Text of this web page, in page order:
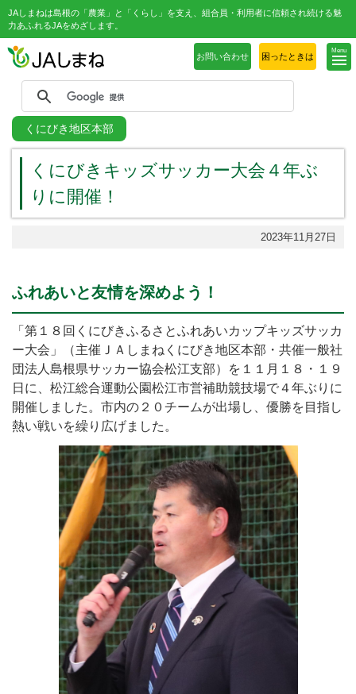
JAしまねは島根の「農業」と「くらし」を支え、組合員・利用者に信頼され続ける魅
力あふれるJAをめざします。
Menu
お問い合わせ 困ったときは
くにびき地区本部
くにびきキッズサッカー大会４年ぶ
りに開催！
2023年11月27日
ふれあいと友情を深めよう！
「第１８回くにびきふるさとふれあいカップキッズサッカ
ー大会」（主催ＪＡしまねくにびき地区本部・共催一般社
団法人島根県サッカー協会松江支部）を１１月１８・１９
日に、松江総合運動公園松江市営補助競技場で４年ぶりに
開催しました。市内の２０チームが出場し、優勝を目指し
熱い戦いを繰り広げました。